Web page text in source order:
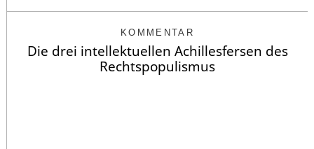
KOMMENTAR
Die drei intellektuellen Achillesfersen des
Rechtspopulismus